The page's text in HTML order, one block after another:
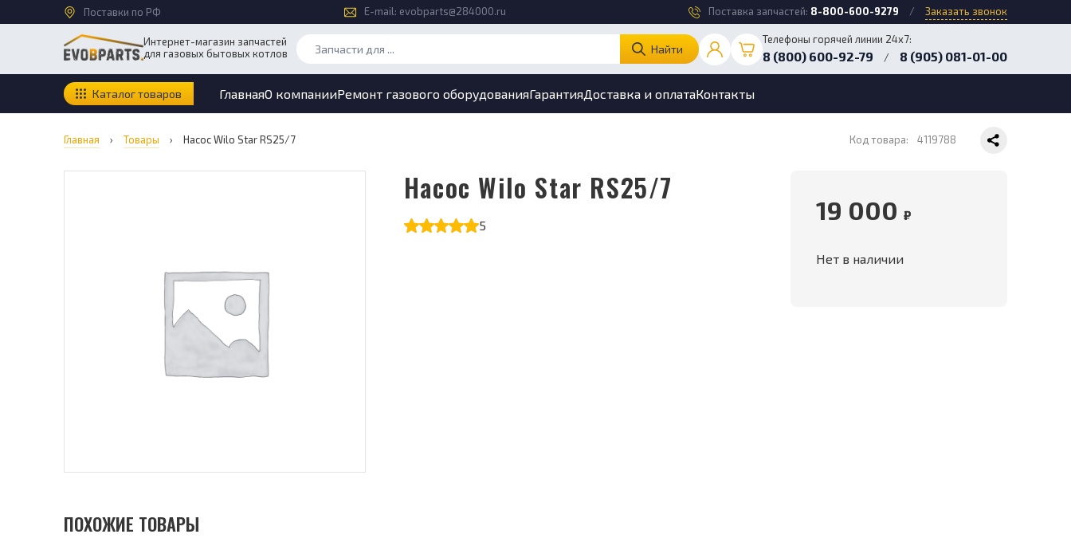
Поставки по РФ E-mail: evobparts@284000.ru Поставка запчастей: 8-800-600-9279 / Заказать звонок
Интернет-магазин запчастей
для газовых бытовых котлов
Найти
Телефоны горячей линии 24х7:
8 (800) 600-92-79 / 8 (905) 081-01-00
Каталог товаров ГлавнаяО компанииРемонт газового оборудованияГарантияДоставка и оплатаКонтакты
Главная › Товары › Насос Wilo Star RS25/7 Код товара: 4119788
Насос Wilo Star RS25/7
5
19 000 ₽
Нет в наличии
ПОХОЖИЕ ТОВАРЫ